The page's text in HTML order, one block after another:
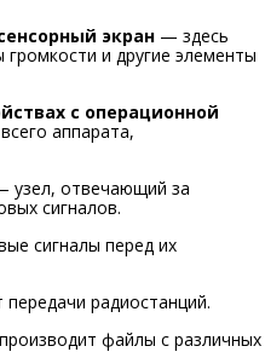
экран — здесь
и другие элементы
с операционной
аппарата,
узел, отвечающий за
сигналов.
сигналы перед их
передачи радиостанций.
файлы с различных